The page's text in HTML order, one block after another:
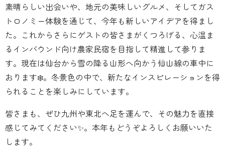
素晴らしい出会いや、地元の美味しいグルメ、そしてガス
トロノミー体験を通じて、今年も新しいアイデアを得まし
た。これからさらにゲストの皆さまがくつろげる、心温ま
るインバウンド向け農家民宿を目指して精進して参りま
す。現在は仙台から雪の降る山形へ向かう仙山線の車中に
おります❄️。冬景色の中で、新たなインスピレーションを得
られることを楽しみにしています。
皆さまも、ぜひ九州や東北へ足を運んで、その魅力を直接
感じてみてください✨。本年もどうぞよろしくお願いいた
します。